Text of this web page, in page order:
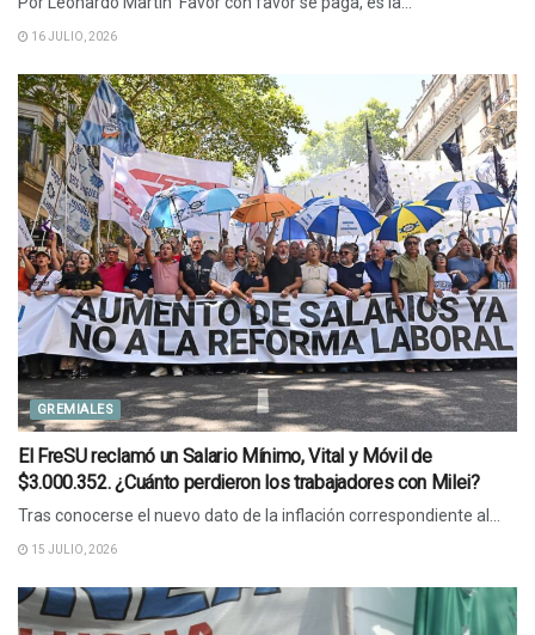
16 JULIO, 2026
GREMIALES
El FreSU reclamó un Salario Mínimo, Vital y Móvil de
$3.000.352. ¿Cuánto perdieron los trabajadores con Milei?
Tras conocerse el nuevo dato de la inflación correspondiente al...
15 JULIO, 2026